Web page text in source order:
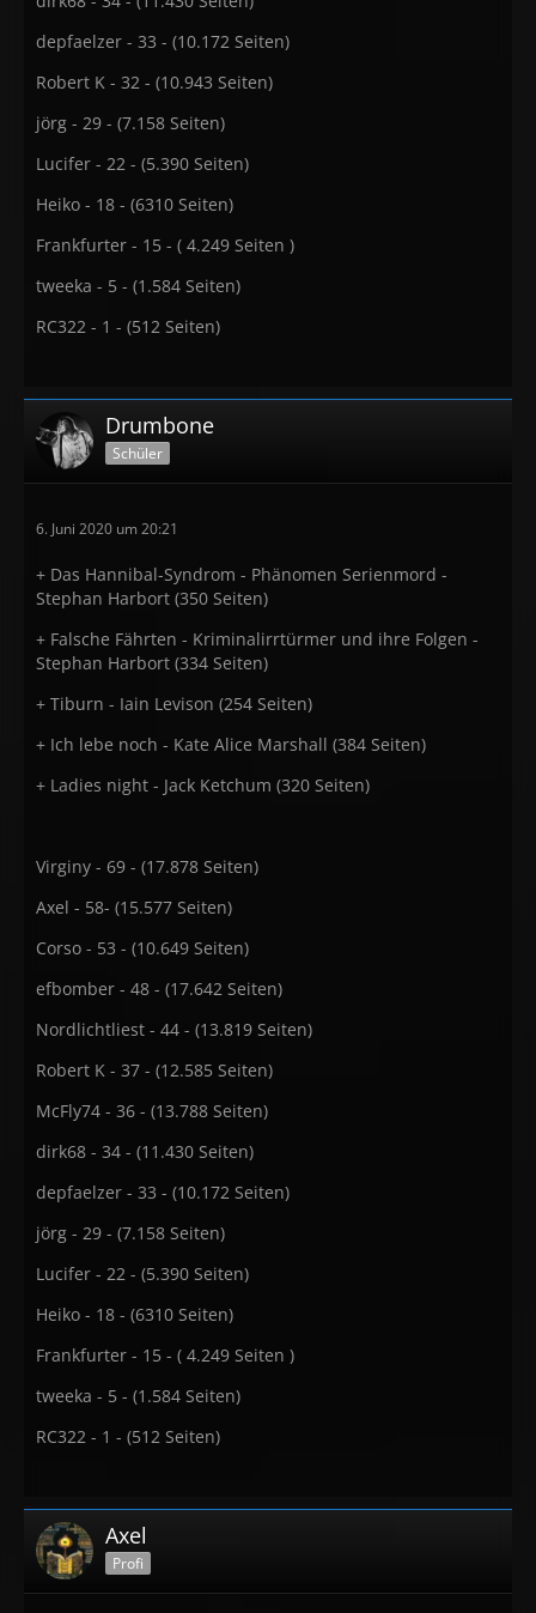
depfaelzer - 33 - (10.172 Seiten)
Robert K - 32 - (10.943 Seiten)
jörg - 29 - (7.158 Seiten)
Lucifer - 22 - (5.390 Seiten)
Heiko - 18 - (6310 Seiten)
Frankfurter - 15 - ( 4.249 Seiten )
tweeka - 5 - (1.584 Seiten)
RC322 - 1 - (512 Seiten)
Drumbone
Schüler
6. Juni 2020 um 20:21
+ Das Hannibal-Syndrom - Phänomen Serienmord -
Stephan Harbort (350 Seiten)
+ Falsche Fährten - Kriminalirrtürmer und ihre Folgen -
Stephan Harbort (334 Seiten)
+ Tiburn - Iain Levison (254 Seiten)
+ Ich lebe noch - Kate Alice Marshall (384 Seiten)
+ Ladies night - Jack Ketchum (320 Seiten)
Virginy - 69 - (17.878 Seiten)
Axel - 58- (15.577 Seiten)
Corso - 53 - (10.649 Seiten)
efbomber - 48 - (17.642 Seiten)
Nordlichtliest - 44 - (13.819 Seiten)
Robert K - 37 - (12.585 Seiten)
McFly74 - 36 - (13.788 Seiten)
dirk68 - 34 - (11.430 Seiten)
depfaelzer - 33 - (10.172 Seiten)
jörg - 29 - (7.158 Seiten)
Lucifer - 22 - (5.390 Seiten)
Heiko - 18 - (6310 Seiten)
Frankfurter - 15 - ( 4.249 Seiten )
tweeka - 5 - (1.584 Seiten)
RC322 - 1 - (512 Seiten)
Axel
Profi